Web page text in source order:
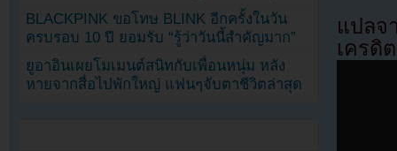
แปล
เครดิ
BLACKPINK ขอโทษ BLINK อีกครั้งในวัน
ครบรอบ 10 ปี ยอมรับ “รู้ว่าวันนี้สำคัญมาก”
ยูอาอินเผยโมเมนต์สนิทกับเพื่อนหนุ่ม หลัง
หายจากสื่อไปพักใหญ่ แฟนๆจับตาชีวิตล่าสุด